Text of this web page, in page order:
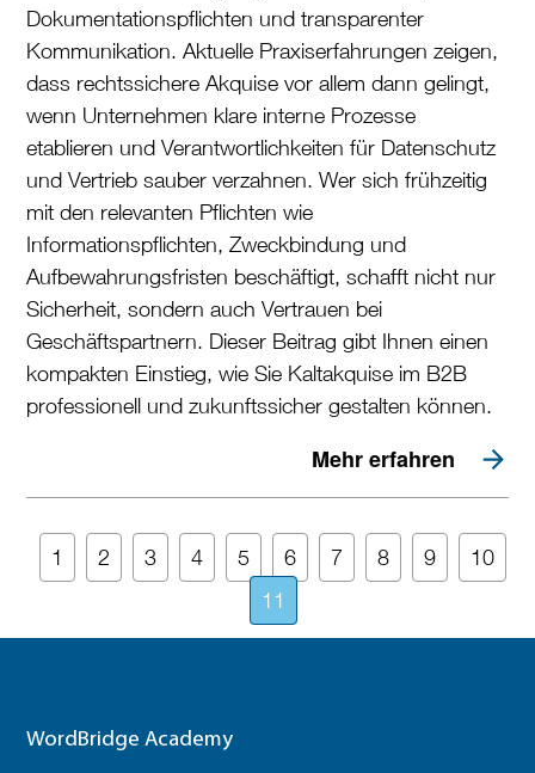
Dokumentationspflichten und transparenter
Kommunikation. Aktuelle Praxiserfahrungen zeigen,
dass rechtssichere Akquise vor allem dann gelingt,
wenn Unternehmen klare interne Prozesse
etablieren und Verantwortlichkeiten für Datenschutz
und Vertrieb sauber verzahnen. Wer sich frühzeitig
mit den relevanten Pflichten wie
Informationspflichten, Zweckbindung und
Aufbewahrungsfristen beschäftigt, schafft nicht nur
Sicherheit, sondern auch Vertrauen bei
Geschäftspartnern. Dieser Beitrag gibt Ihnen einen
kompakten Einstieg, wie Sie Kaltakquise im B2B
professionell und zukunftssicher gestalten können.
Mehr erfahren
1 2 3 4 5 6 7 8 9
10
11
WordBridge Academy